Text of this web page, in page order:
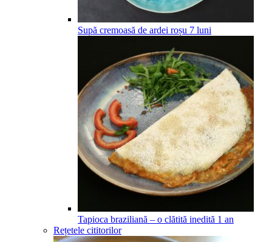
Supă cremoasă de ardei roșu 7 luni
Tapioca braziliană – o clătită inedită 1 an
Rețetele cititorilor